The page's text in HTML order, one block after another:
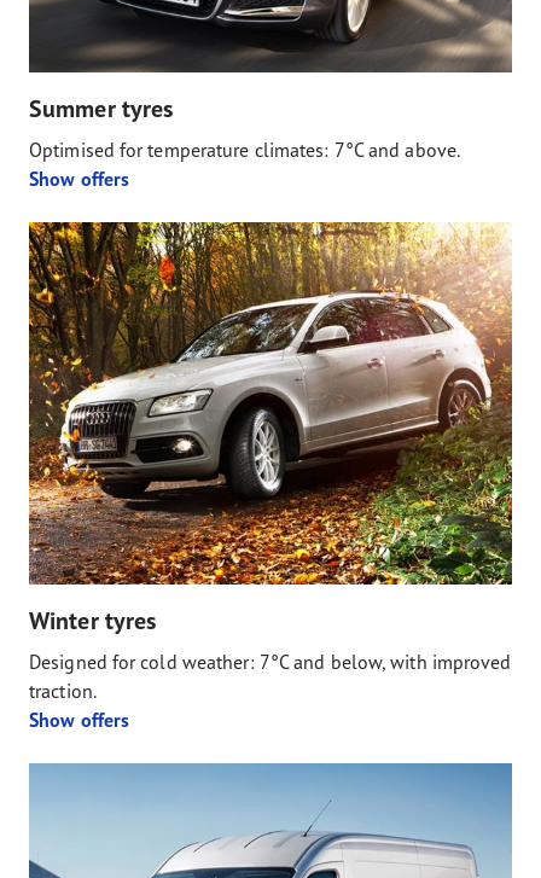
Summer tyres
Optimised for temperature climates: 7°C and above.
Show offers
Winter tyres
Designed for cold weather: 7°C and below, with improved
traction.
Show offers